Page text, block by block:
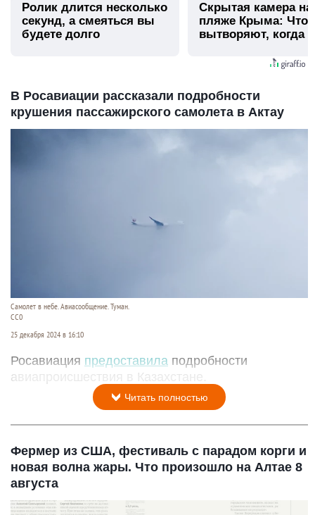
Ролик длится несколько
секунд, а смеяться вы
будете долго
Скрытая камера на
пляже Крыма: Что
вытворяют, когда
В Росавиации рассказали подробности
крушения пассажирского самолета в Актау
Самолет в небе. Авиасообщение. Туман.
CC0
25 декабря 2024 в 16:10
Росавиация предоставила подробности
авиапроисшествия в Казахстане.
Читать полностью
Фермер из США, фестиваль с парадом корги и
новая волна жары. Что произошло на Алтае 8
августа